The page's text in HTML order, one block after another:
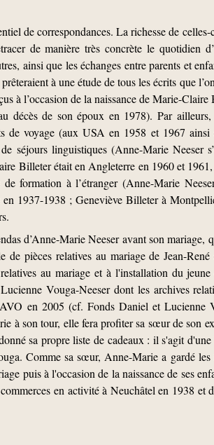
de correspondances. La richesse de
de manière très concrète le quotidien
ainsi que les échanges entre parents et
à une étude de tous les écrits que
à l’occasion de la naissance de Marie-
décès de son époux en 1978). Par
de voyage (aux USA en 1958 et 1967
séjours linguistiques (Anne-Marie
Billeter était en Angleterre en 1960 et
formation à l’étranger (Anne-Marie
1937-1938 ; Geneviève Billeter à
d’Anne-Marie Neeser avant son
de pièces relatives au mariage de Jean-
relatives au mariage et à l'installation du
Vouga-Neeser dont les archives
en 2005 (cf. Fonds Daniel et
à son tour, elle fera profiter sa sœur de son
sa propre liste de cadeaux : il s'agit
Comme sa sœur, Anne-Marie a gardé
puis à l'occasion de la naissance de ses
en activité à Neuchâtel en 1938